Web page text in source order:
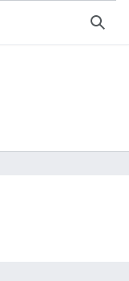
Søk